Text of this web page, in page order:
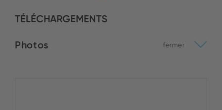
TÉLÉCHARGEMENTS
Photos fermer